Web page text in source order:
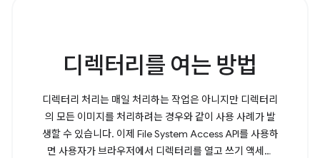
디렉터리를 여는 방법
디렉터리 처리는 매일 처리하는 작업은 아니지만 디렉터리
의 모든 이미지를 처리하려는 경우와 같이 사용 사례가 발
생할 수 있습니다. 이제 File System Access API를 사용하
면 사용자가 브라우저에서 디렉터리를 열고 쓰기 액세스